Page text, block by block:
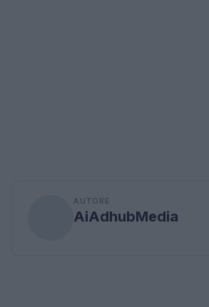
AUTORE
AiAdhubMedia